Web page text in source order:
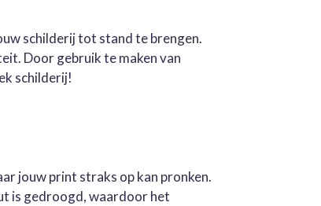
schilderij tot stand te brengen.
Door gebruik te maken van
schilderij!
jouw print straks op kan pronken.
is gedroogd, waardoor het